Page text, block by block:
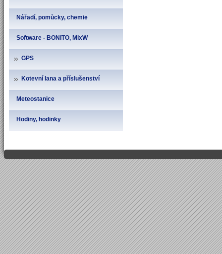
Nářadí, pomůcky, chemie
Software - BONITO, MixW
GPS
Kotevní lana a příslušenství
Meteostanice
Hodiny, hodinky